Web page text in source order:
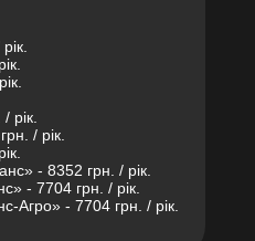
рік.
/ рік.
- 8352 грн. / рік.
- 7704 грн. / рік.
Агро» - 7704 грн. / рік.